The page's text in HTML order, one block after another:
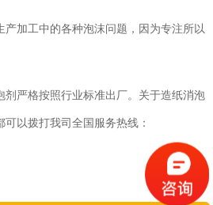
加工中的各种泡沫问题，因为专注所以
严格按照行业标准出厂。关于造纸消泡
以拨打我司全国服务热线：